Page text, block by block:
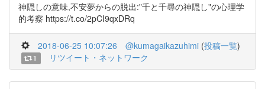
神隠しの意味,不安夢からの脱出:"千と千尋の神隠し"の心理学
的考察 https://t.co/2pCI9qxDRq
2018-06-25 10:07:26 @kumagaikazuhimi (投稿一覧)
1 リツイート・ネットワーク